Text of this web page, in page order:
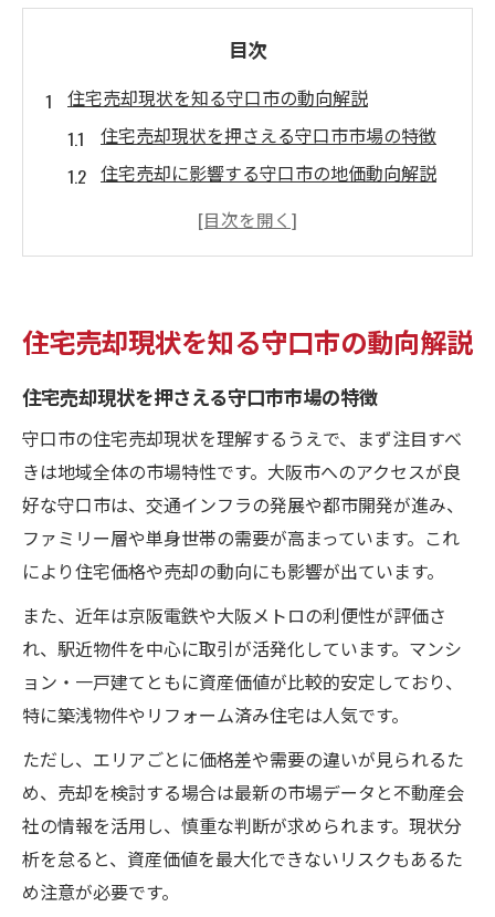
目次
住宅売却現状を知る守口市の動向解説
住宅売却現状を押さえる守口市市場の特徴
住宅売却に影響する守口市の地価動向解説
住宅売却現状を支える取引件数の推移分析
守口市で住宅売却が注目される理由とは
住宅売却が注目される守口市の再開発背景
住宅売却人気の鍵となる守口市の交通利便
性
住宅売却市場で守口市が選ばれるポイント
守口市住宅売却の需要を高める地域の魅力
住宅売却を後押しする守口市の人口動向
資産価値を高める守口市住宅売却の極意
住宅売却で資産価値を守るリフォームの工
夫
住宅売却査定で重視される守口市の立地条
件
守口市の住宅売却で差がつく情報発信のコ
ツ
住宅売却成功へ導く守口市の価格設定戦略
守口市住宅売却で資産価値を高める流れ
住宅売却現状を知る守口市の動向解説
住宅売却現状を押さえる守口市市場の特徴
守口市の住宅売却現状を理解するうえで、まず注目すべ
きは地域全体の市場特性です。大阪市へのアクセスが良
好な守口市は、交通インフラの発展や都市開発が進み、
ファミリー層や単身世帯の需要が高まっています。これ
により住宅価格や売却の動向にも影響が出ています。
また、近年は京阪電鉄や大阪メトロの利便性が評価さ
れ、駅近物件を中心に取引が活発化しています。マンシ
ョン・一戸建てともに資産価値が比較的安定しており、
特に築浅物件やリフォーム済み住宅は人気です。
ただし、エリアごとに価格差や需要の違いが見られるた
め、売却を検討する場合は最新の市場データと不動産会
社の情報を活用し、慎重な判断が求められます。現状分
析を怠ると、資産価値を最大化できないリスクもあるた
め注意が必要です。